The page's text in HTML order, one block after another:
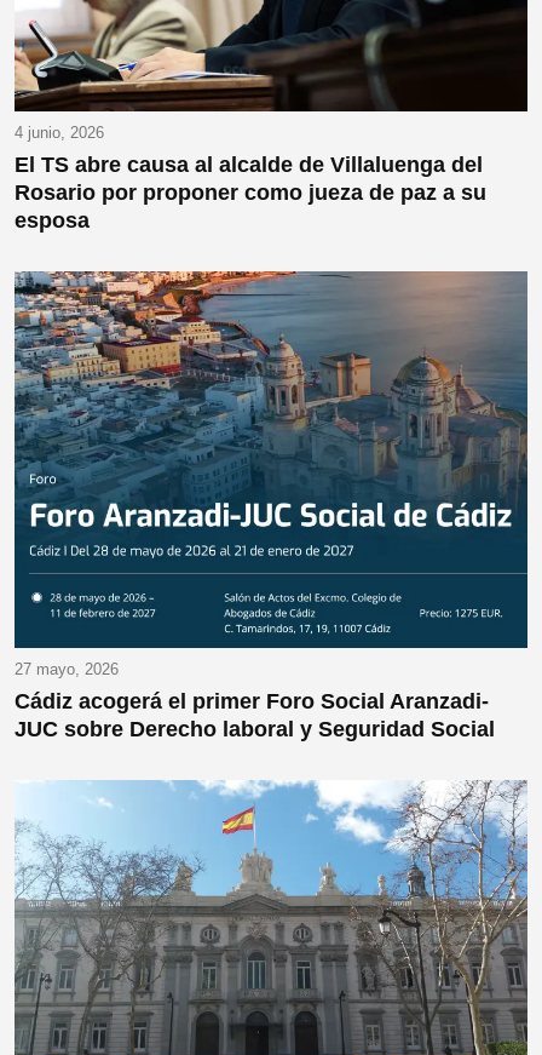
4 junio, 2026
El TS abre causa al alcalde de Villaluenga del
Rosario por proponer como jueza de paz a su
esposa
27 mayo, 2026
Cádiz acogerá el primer Foro Social Aranzadi-
JUC sobre Derecho laboral y Seguridad Social